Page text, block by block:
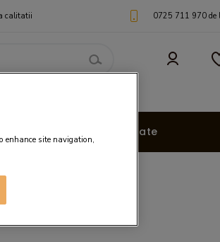
calitatii 0725 711 970 de
Cadouri Personalizate
enhance site navigation,